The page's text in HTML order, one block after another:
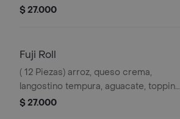
kanikama, wakame y mayonesa.
$ 27.000
Fuji Roll
( 12 Piezas) arroz, queso crema,
langostino tempura, aguacate, topping
de salmo, chispa cebollin y salsa fuji.
$ 27.000